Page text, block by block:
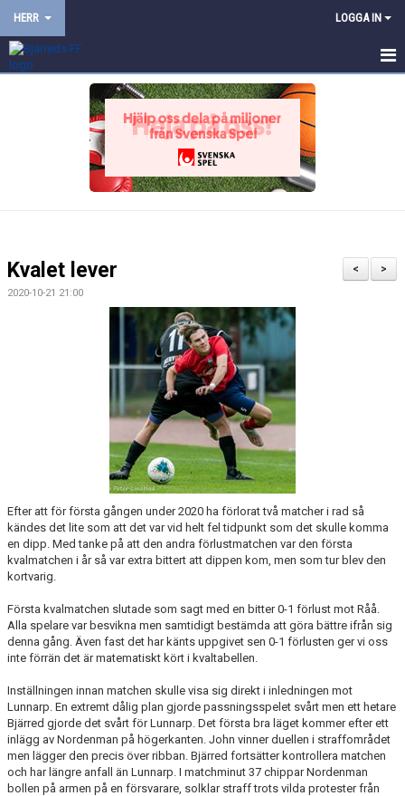
HERR LOGGA IN
DOKUMENT
TRÄNINGSMATCHER
>
<
Kvalet lever
2020-10-21 21:00
Efter att för första gången under 2020 ha förlorat två matcher i rad så
kändes det lite som att det var vid helt fel tidpunkt som det skulle komma
en dipp. Med tanke på att den andra förlustmatchen var den första
kvalmatchen i år så var extra bittert att dippen kom, men som tur blev den
kortvarig.
Första kvalmatchen slutade som sagt med en bitter 0-1 förlust mot Råå.
Alla spelare var besvikna men samtidigt bestämda att göra bättre ifrån sig
denna gång. Även fast det har känts uppgivet sen 0-1 förlusten ger vi oss
inte förrän det är matematiskt kört i kvaltabellen.
Inställningen innan matchen skulle visa sig direkt i inledningen mot
Lunnarp. En extremt dålig plan gjorde passningsspelet svårt men ett hetare
Bjärred gjorde det svårt för Lunnarp. Det första bra läget kommer efter ett
inlägg av Nordenman på högerkanten. John vinner duellen i straffområdet
men lägger den precis över ribban. Bjärred fortsätter kontrollera matchen
och har längre anfall än Lunnarp. I matchminut 37 chippar Nordenman
bollen på armen på en försvarare, solklar straff trots vilda protester från